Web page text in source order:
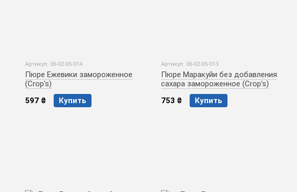
Артикул: 06-02-05-014
Пюре Ежевики замороженное
(Crop's)
597 ₴
Купить
Артикул: 06-02-05-013
Пюре Маракуйи без добавления
сахара замороженное (Crop's)
753 ₴
Купить